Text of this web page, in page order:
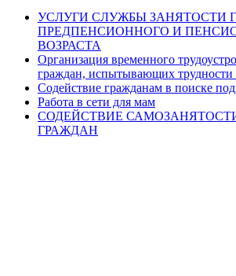
УСЛУГИ СЛУЖБЫ ЗАНЯТОСТИ
ПРЕДПЕНСИОННОГО И
ВОЗРАСТА
Организация временного
граждан, испытывающих трудности
Содействие гражданам в поиске
Работа в сети для мам
СОДЕЙСТВИЕ
ГРАЖДАН